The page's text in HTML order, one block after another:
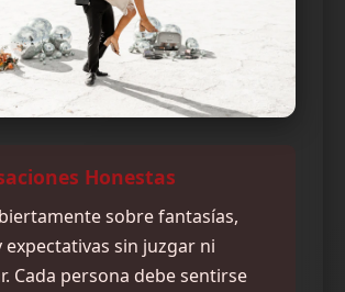
Honestas
sobre fantasías,
expectativas sin juzgar ni
Cada persona debe sentirse